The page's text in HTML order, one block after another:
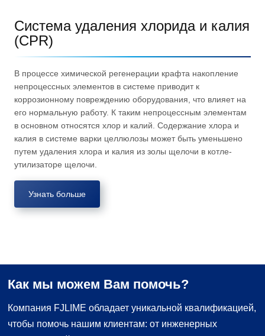
Система удаления хлорида и калия
(CPR)
В процессе химической регенерации крафта накопление
непроцессных элементов в системе приводит к
коррозионному повреждению оборудования, что влияет на
его нормальную работу. К таким непроцессным элементам
в основном относятся хлор и калий. Содержание хлора и
калия в системе варки целлюлозы может быть уменьшено
путем удаления хлора и калия из золы щелочи в котле-
утилизаторе щелочи.
Узнать больше
Как мы можем Вам помочь?
Компания FJLIME обладает уникальной квалификацией,
чтобы помочь нашим клиентам: от инженерных